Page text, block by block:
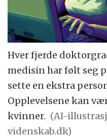
Hver fjerde
medisin har følt seg
sette en ekstra
Opplevelsene kan
kvinner. (AI-
videnskab.dk)